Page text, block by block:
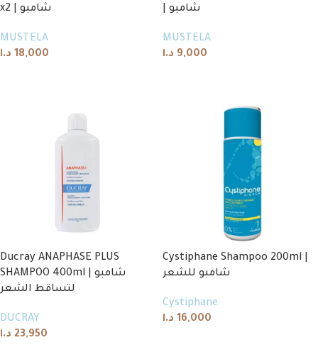
x2 | شامبو
MUSTELA
18,000 د.ا
| شامبو
MUSTELA
9,000 د.ا
Ducray ANAPHASE PLUS
SHAMPOO 400ml | شامبو
لتساقط الشعر
DUCRAY
23,950 د.ا
Cystiphane Shampoo 200ml |
شامبو للشعر
Cystiphane
16,000 د.ا